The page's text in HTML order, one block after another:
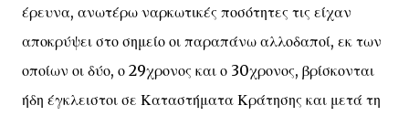
έρευνα, ανωτέρω ναρκωτικές ποσότητες τις είχαν
αποκρύψει στο σημείο οι παραπάνω αλλοδαποί, εκ των
οποίων οι δύο, ο 29χρονος και ο 30χρονος, βρίσκονται
ήδη έγκλειστοι σε Καταστήματα Κράτησης και μετά τη